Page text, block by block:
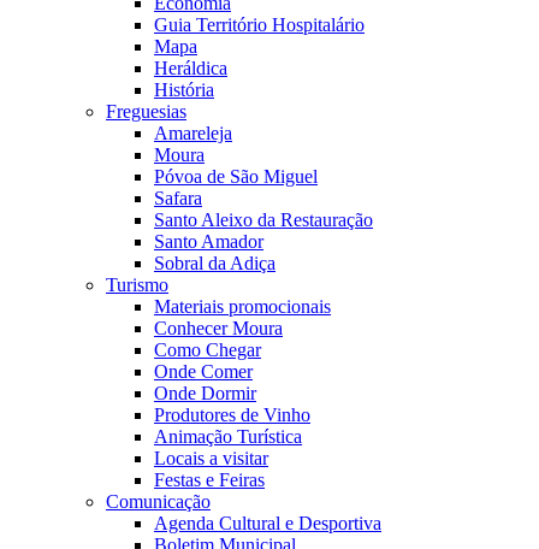
Guia Território Hospitalário
Mapa
Heráldica
História
Freguesias
Amareleja
Moura
Póvoa de São Miguel
Safara
Santo Aleixo da Restauração
Santo Amador
Sobral da Adiça
Turismo
Materiais promocionais
Conhecer Moura
Como Chegar
Onde Comer
Onde Dormir
Produtores de Vinho
Animação Turística
Locais a visitar
Festas e Feiras
Comunicação
Agenda Cultural e Desportiva
Boletim Municipal